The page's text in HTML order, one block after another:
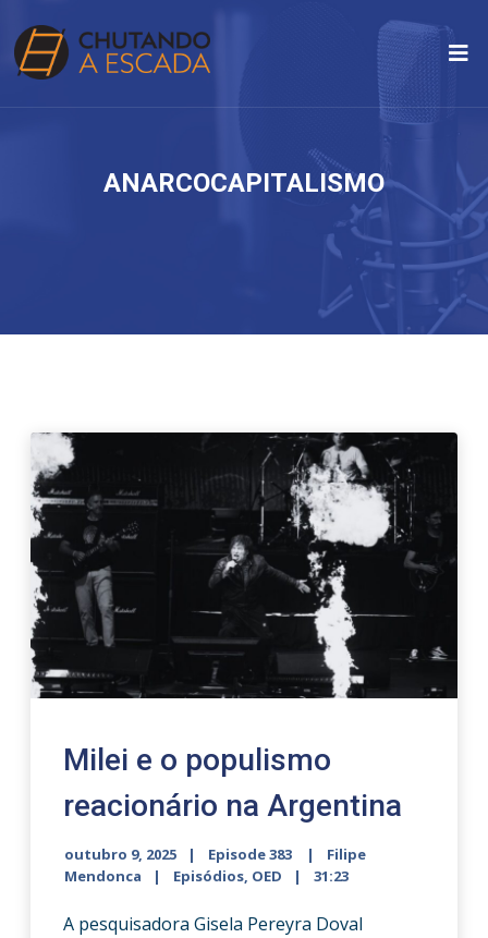
ANARCOCAPITALISMO
Milei e o populismo
reacionário na Argentina
outubro 9, 2025 Episode 383
Filipe
Mendonca
Episódios, OED 31:23
A pesquisadora Gisela Pereyra Doval